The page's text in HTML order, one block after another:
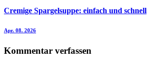
Cremige Spargelsuppe: einfach und schnell
Apr. 08. 2026
Kommentar verfassen